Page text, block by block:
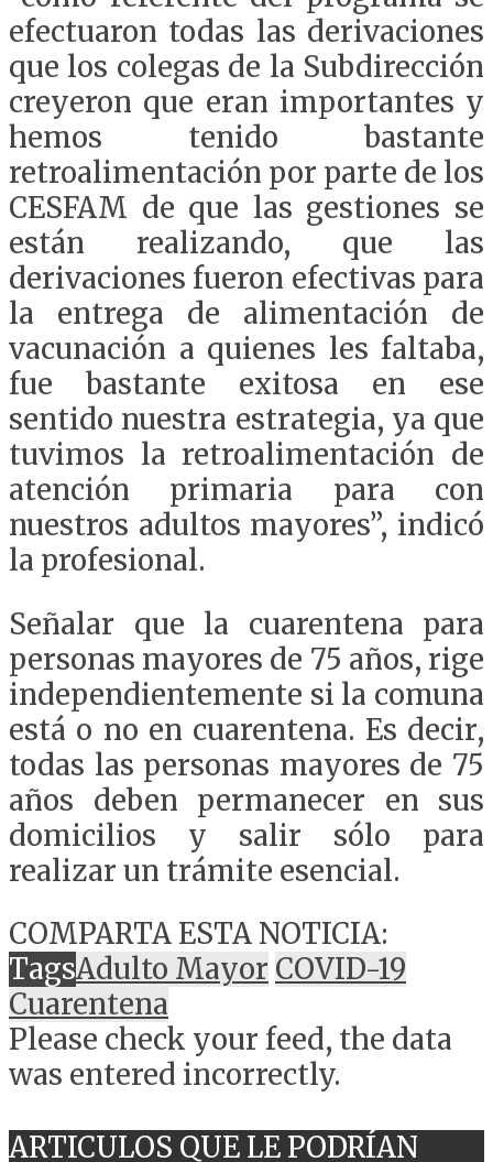
efectuaron todas las derivaciones
que los colegas de la Subdirección
creyeron que eran importantes y
hemos tenido bastante
retroalimentación por parte de los
CESFAM de que las gestiones se
están realizando, que las
derivaciones fueron efectivas para
la entrega de alimentación de
vacunación a quienes les faltaba,
fue bastante exitosa en ese
sentido nuestra estrategia, ya que
tuvimos la retroalimentación de
atención primaria para con
nuestros adultos mayores”, indicó
la profesional.
Señalar que la cuarentena para
personas mayores de 75 años, rige
independientemente si la comuna
está o no en cuarentena. Es decir,
todas las personas mayores de 75
años deben permanecer en sus
domicilios y salir sólo para
realizar un trámite esencial.
COMPARTA ESTA NOTICIA:
TagsAdulto Mayor COVID-19
Cuarentena
Please check your feed, the data
was entered incorrectly.
ARTICULOS QUE LE PODRÍAN